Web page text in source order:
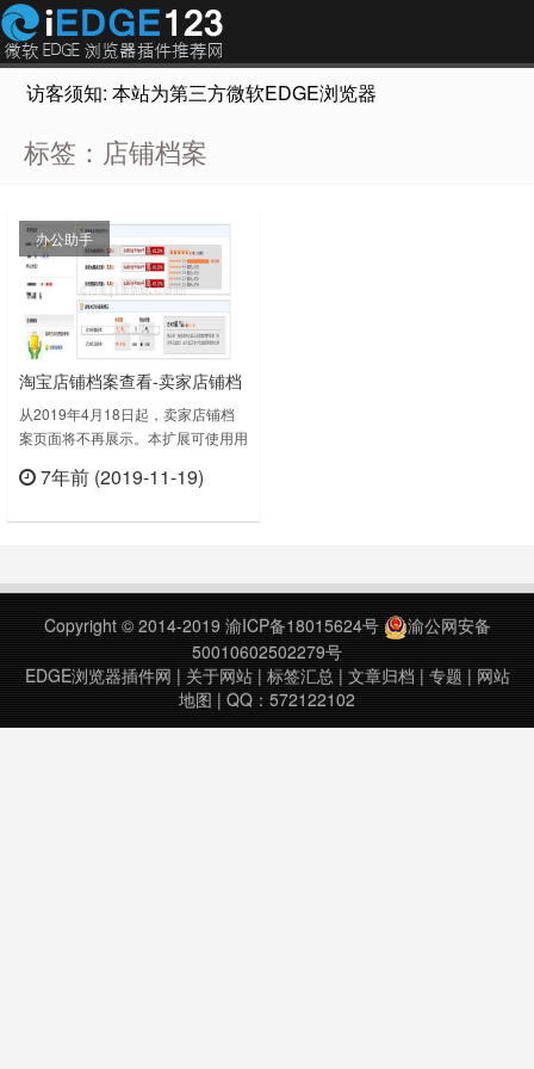
访客须知: 本站为第三方微软EDGE浏览器插件推荐网站，
标签：店铺档案
办公助手
淘宝店铺档案查看-卖家店铺档
案页面查看
从2019年4月18日起，卖家店铺档
案页面将不再展示。本扩展可使用用
和最近30天服务情况。现在基本都
助工具。淘宝店铺档案查看 Chrome
期：2019年8月1日……
7年前 (2019-11-19)
Copyright © 2014-2019 渝ICP备18015624号
渝公网安备
50010602502279号
EDGE浏览器插件网 | 关于网站| 标签汇总| 文章归档 | 专题 | 网站
地图 | QQ：572122102